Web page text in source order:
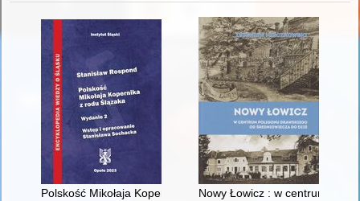
Polskość Mikołaja Kopernika z rodu ŚlązakaNowy Łowicz : w centrum